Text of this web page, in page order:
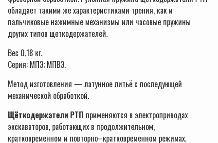
обладает такими же характеристиками трения, как и
пальчиковые нажимные механизмы или часовые пружины
других типов щеткодержателей.
Вес 0,18 кг.
Серия: МПЭ; МПВЭ.
Метод изготовления — латунное литьё с последующей
механической обработкой.
Щёткодержатели РТП применяются в электроприводах
экскаваторов, работающих в продолжительном,
кратковременном и повторно–кратковременном режимах.